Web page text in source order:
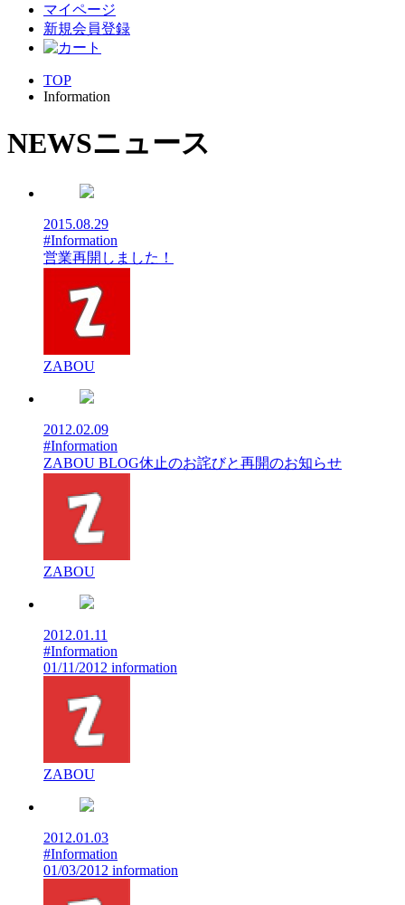
マイページ
新規会員登録
TOP
Information
NEWSニュース
2015.08.29
#Information
営業再開しました！
ZABOU
2012.02.09
#Information
ZABOU BLOG休止のお詫びと再開のお知らせ
ZABOU
2012.01.11
#Information
01/11/2012 information
ZABOU
2012.01.03
#Information
01/03/2012 information